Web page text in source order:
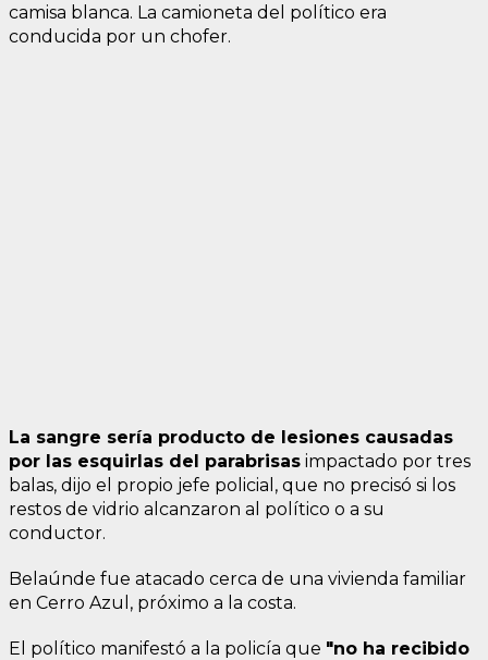
camisa blanca. La camioneta del político era
conducida por un chofer.
La sangre sería producto de lesiones causadas
por las esquirlas del parabrisas impactado por tres
balas, dijo el propio jefe policial, que no precisó si los
restos de vidrio alcanzaron al político o a su
conductor.
Belaúnde fue atacado cerca de una vivienda familiar
en Cerro Azul, próximo a la costa.
El político manifestó a la policía que "no ha recibido